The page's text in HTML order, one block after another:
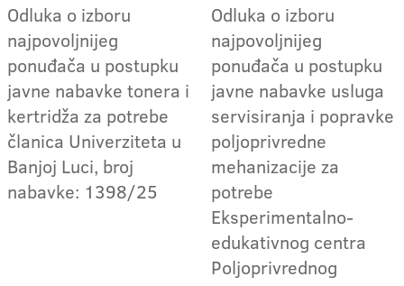
Odluka o izboru
najpovoljnijeg
ponuđača u postupku
javne nabavke tonera i
kertridža za potrebe
članica Univerziteta u
Banjoj Luci, broj
nabavke: 1398/25
Odluka o izboru
najpovoljnijeg
ponuđača u postupku
javne nabavke usluga
servisiranja i popravke
poljoprivredne
mehanizacije za
potrebe
Eksperimentalno-
edukativnog centra
Poljoprivrednog